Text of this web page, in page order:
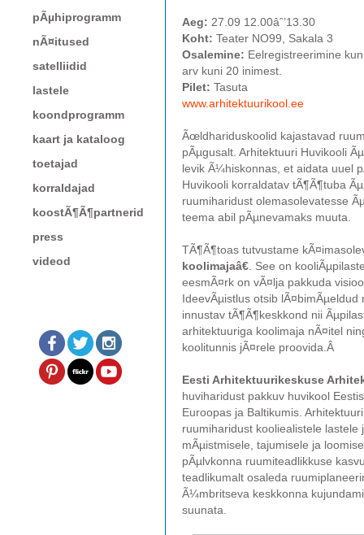
pÃµhiprogramm
nÃ¤itused
satelliidid
lastele
koondprogramm
kaart ja kataloog
toetajad
korraldajad
koostÃ¶Ã¶partnerid
press
videod
Aeg: 27.09 12.00âˆ’13.30
Koht: Teater NO99, Sakala 3
Osalemine: Eelregistreerimine
arv kuni 20 inimest.
Pilet: Tasuta
www.arhitektuurikool.ee
Ãœldhariduskoolid kajastavad
pÃµgusalt. Arhitektuuri Huvikooli
levik Ã¼hiskonnas, et aidata uuel
Huvikooli korraldatav tÃ¶Ã¶tuba
ruumiharidust olemasolevatesse
teema abil pÃµnevamaks muuta.
TÃ¶Ã¶toas tutvustame
koolimajaâ€ . See on
eesmÃ¤rk on vÃ¤lja pakkuda
IdeevÃµistlus otsib
innustav tÃ¶Ã¶keskkond nii
arhitektuuriga koolimaja nÃ¤itel
koolitunnis jÃ¤rele proovida.Â
Eesti Arhitektuurikeskuse
huviharidust pakkuv huvikool
Euroopas ja Baltikumis.
ruumiharidust kooliealistele
mÃµistmisele, tajumisele ja
pÃµlvkonna ruumiteadlikkuse
teadlikumalt osaleda
Ã¼mbritseva keskkonna
suunata.